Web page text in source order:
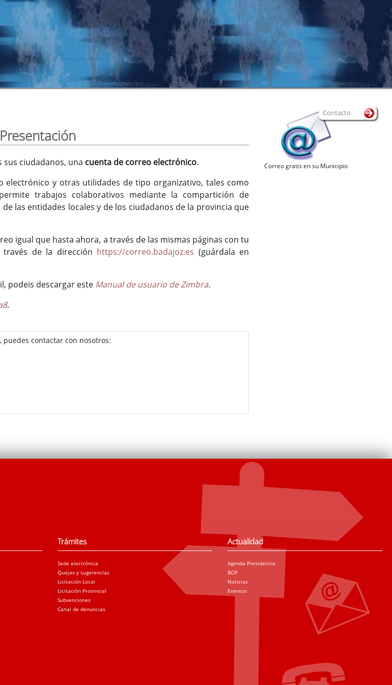
Presentación
sus ciudadanos, una cuenta de correo electrónico.
y otras utilidades de tipo organizativo, tales como
trabajos colaborativos mediante la compartición de
las entidades locales y de los ciudadanos de la provincia que
igual que hasta ahora, a través de las mismas páginas con tu
de la dirección https://correo.badajoz.es (guárdala en
podeis descargar este Manual de usuario de Zimbra.
.
contactar con nosotros:
Contacto
Correo gratis en su Municipio
Trámites
Sede electrónica
Quejas y sugerencias
Licitación Local
Licitación Provincial
Subvenciones
Canal de denuncias
Actualidad
Agenda Presidencia
BOP
Noticias
Eventos